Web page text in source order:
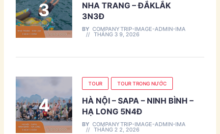
NHA TRANG – ĐẮKLẮK
3N3Đ
BY COMPANYTRIP-IMAGE-ADMIN-IMA
THÁNG 3 9, 2026
TOUR TOUR TRONG NƯỚC
HÀ NỘI – SAPA – NINH BÌNH –
HẠ LONG 5N4Đ
BY COMPANYTRIP-IMAGE-ADMIN-IMA
THÁNG 2 2, 2026